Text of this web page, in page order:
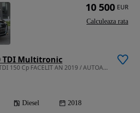
TDI Multitronic
1968 cm3 • 150 CP • 2.0 TDI 150 Cp FACELIT AN 2019 / AUTOAMT / Eur 6
Diesel 2018
10 500 EUR
Calculeaza rata